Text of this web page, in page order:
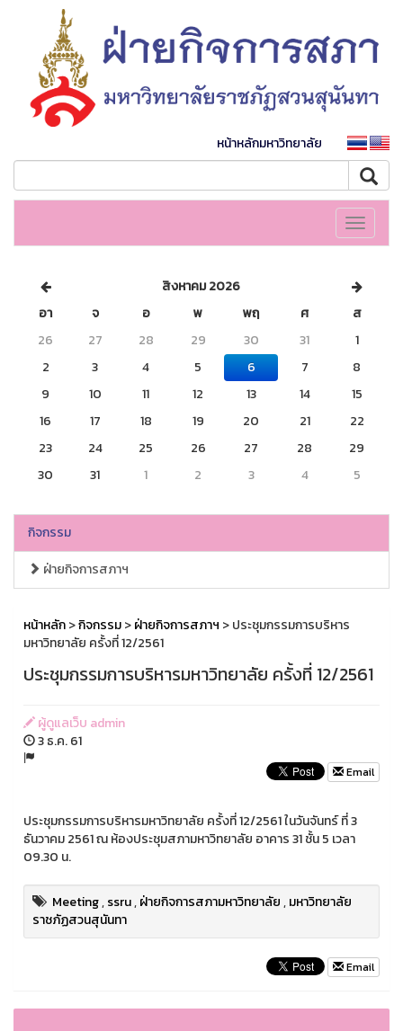
หน้าหลักมหาวิทยาลัย
Toggle
สิงหาคม 2026
อา
จ อ พ พฤ ศ
ส
26
27 28 29 30 31
1
2
3 4 5 6 7
8
9
10 11 12 13 14
15
16
17 18 19 20 21
22
23
24 25 26 27 28
29
30
31 1 2 3 4 5
กิจกรรม
ฝ่ายกิจการสภาฯ
หน้าหลัก>กิจกรรม>ฝ่ายกิจการสภาฯ > ประชุมกรรมการบริหาร
มหาวิทยาลัย ครั้งที่ 12/2561
ประชุมกรรมการบริหารมหาวิทยาลัย ครั้งที่ 12/2561
ผู้ดูแลเว็บ admin
3 ธ.ค. 61
Email
ประชุมกรรมการบริหารมหาวิทยาลัย ครั้งที่ 12/2561 ในวันจันทร์ ที่ 3
ธันวาคม 2561 ณ ห้องประชุมสภามหาวิทยาลัย อาคาร 31 ชั้น 5 เวลา
09.30 น.
Meeting,ssru,ฝ่ายกิจการสภามหาวิทยาลัย,มหาวิทยาลัย
ราชภัฏสวนสุนันทา
Email